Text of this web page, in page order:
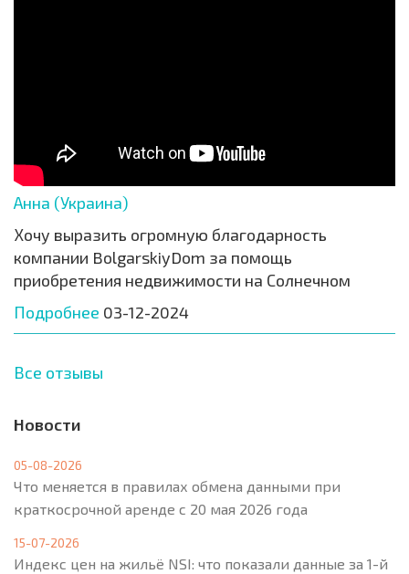
Анна (Украина)
Хочу выразить огромную благодарность
компании BolgarskiyDom за помощь
приобретения недвижимости на Солнечном
Подробнее 03-12-2024
Все отзывы
Новости
05-08-2026
Что меняется в правилах обмена данными при
краткосрочной аренде с 20 мая 2026 года
15-07-2026
Индекс цен на жильё NSI: что показали данные за 1-й